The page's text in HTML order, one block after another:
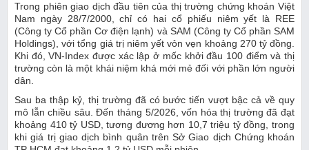
Trong phiên giao dịch đầu tiên của thị trường chứng khoán Việt
Nam ngày 28/7/2000, chỉ có hai cổ phiếu niêm yết là REE
(Công ty Cổ phần Cơ điện lạnh) và SAM (Công ty Cổ phần SAM
Holdings), với tổng giá trị niêm yết vỏn vẹn khoảng 270 tỷ đồng.
Khi đó, VN-Index được xác lập ở mốc khởi đầu 100 điểm và thị
trường còn là một khái niệm khá mới mẻ đối với phần lớn người
dân.
Sau ba thập kỷ, thị trường đã có bước tiến vượt bậc cả về quy
mô lẫn chiều sâu. Đến tháng 5/2026, vốn hóa thị trường đã đạt
khoảng 410 tỷ USD, tương đương hơn 10,7 triệu tỷ đồng, trong
khi giá trị giao dịch bình quân trên Sở Giao dịch Chứng khoán